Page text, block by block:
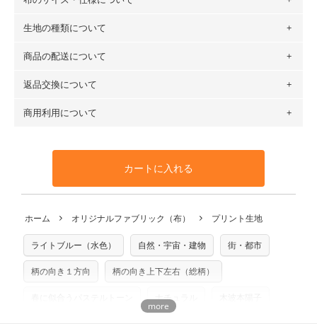
布の長さは50cm単位での販売になります。
場合 → 購入数量「7」
※カットを希望の方は備考欄に「50cmずつカット希望」など
ご記載ください（50cm単位でのカットのみ）
プリント布の仕様についてもっと詳しく見る
生地の種類について
・現在、すべてのデザインのプリントに使用している生地は
ットン（ダブルガーゼ）・100％コットン（ローン）・コッ
トンリネン（ビエラ織）・100％コットン（ツイル）・
100％コットン（キャンバス・11号帆布）です。
生地見本サンプル（無料）を購入する
商品の配送について
・ネコポスでの配送は、布は2mまで型紙は2個までとなりま
も送料の表示が600円となり宅急便での配送となります。
となります。
※万が一、検品時に不備が見つかった場合は、4～5営業日後
※土日祝は営業日に含まれません。
※配送日のご指定は承れません。出来上がり次第、順次発送
返品交換について
・布はご注文後に注文数量のみをプリントするため、
購入後
や用尺をお間違えのないようお願いします。思っていた色味
と違う、などの理由での返品は承れません。予めご了承くだ
商用利用について
利用いただけます。「nunocoto fabric使用」といった記載
も不要です。（製品化した際に起こる全ての問題、クレーム
いませんのでご了承ください）
※有料型紙（ホームソーイング型紙シリーズ）および柄がえ
らべるキットに付属された型紙は商用利用できませんのでご
注意ください。型紙自体の転用・販売および型紙を使用して
商用利用についての詳細はこちら
カートに入れる
ホーム オリジナルファブリック（布） プリント生地
ライトブルー（水色） 自然・宇宙・建物 街・都市
柄の向き１方向 柄の向き上下左右（総柄）
ナチュラル